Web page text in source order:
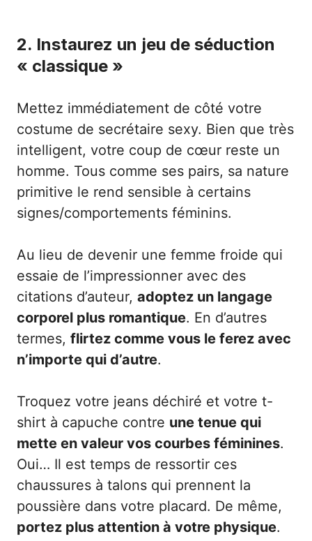
2. Instaurez un jeu de séduction
« classique »
Mettez immédiatement de côté votre
costume de secrétaire sexy. Bien que très
intelligent, votre coup de cœur reste un
homme. Tous comme ses pairs, sa nature
primitive le rend sensible à certains
signes/comportements féminins.
Au lieu de devenir une femme froide qui
essaie de l’impressionner avec des
citations d’auteur, adoptez un langage
corporel plus romantique. En d’autres
termes, flirtez comme vous le ferez avec
n’importe qui d’autre.
Troquez votre jeans déchiré et votre t-
shirt à capuche contre une tenue qui
mette en valeur vos courbes féminines.
Oui… Il est temps de ressortir ces
chaussures à talons qui prennent la
poussière dans votre placard. De même,
portez plus attention à votre physique.